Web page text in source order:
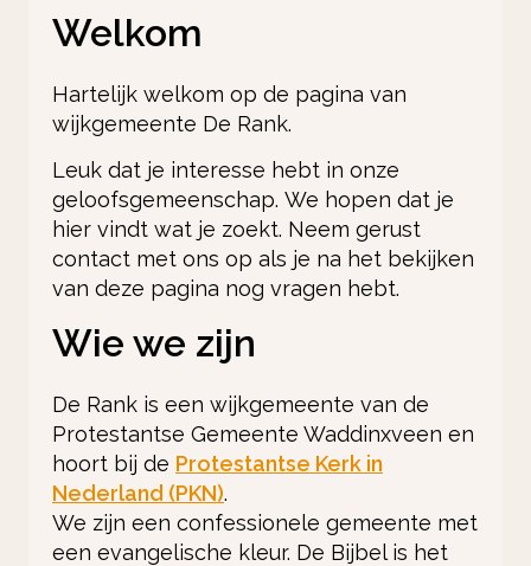
Welkom
Hartelijk welkom op de pagina van
wijkgemeente De Rank.
Leuk dat je interesse hebt in onze
geloofsgemeenschap. We hopen dat je
hier vindt wat je zoekt. Neem gerust
contact met ons op als je na het bekijken
van deze pagina nog vragen hebt.
Wie we zijn
De Rank is een wijkgemeente van de
Protestantse Gemeente Waddinxveen en
hoort bij de Protestantse Kerk in
Nederland (PKN).
We zijn een confessionele gemeente met
een evangelische kleur. De Bijbel is het